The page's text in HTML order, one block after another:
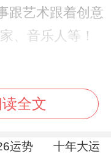
跟艺术跟着创意
、音乐人等！
与公关工作；
才- 而属龙人的
的...
常注意自己的心
全文
运势 十年大运